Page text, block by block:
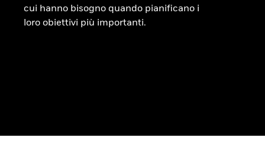
cui hanno bisogno quando pianificano i
loro obiettivi più importanti.